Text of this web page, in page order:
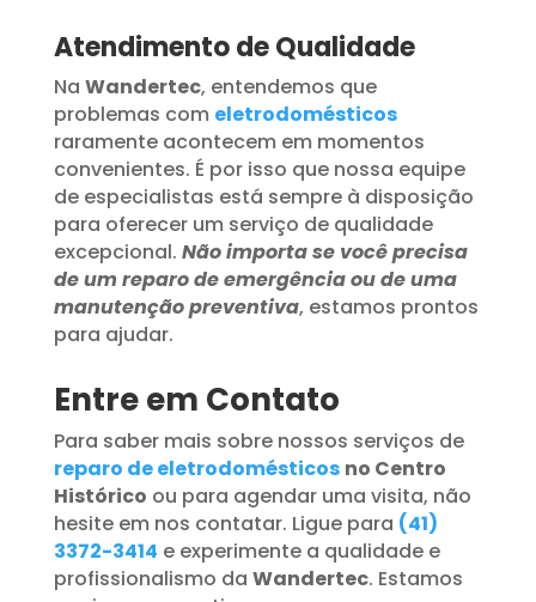
Atendimento de Qualidade
Na Wandertec, entendemos que
problemas com eletrodomésticos
raramente acontecem em momentos
convenientes. É por isso que nossa equipe
de especialistas está sempre à disposição
para oferecer um serviço de qualidade
excepcional. Não importa se você precisa
de um reparo de emergência ou de uma
manutenção preventiva, estamos prontos
para ajudar.
Entre em Contato
Para saber mais sobre nossos serviços de
reparo de eletrodomésticos no Centro
Histórico ou para agendar uma visita, não
hesite em nos contatar. Ligue para (41)
3372-3414 e experimente a qualidade e
profissionalismo da Wandertec. Estamos